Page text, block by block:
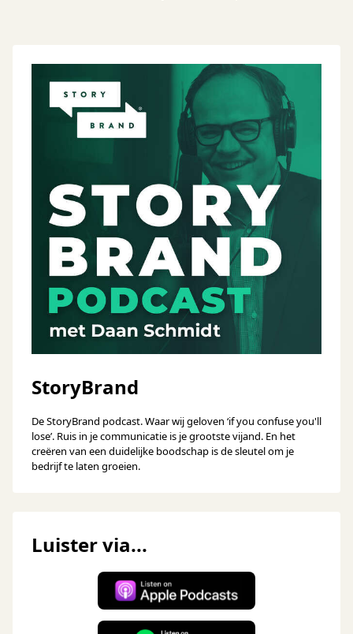
StoryBrand
De StoryBrand podcast. Waar wij geloven ‘if you confuse you'll
lose’. Ruis in je communicatie is je grootste vijand. En het
creëren van een duidelijke boodschap is de sleutel om je
bedrijf te laten groeien.
Luister via...